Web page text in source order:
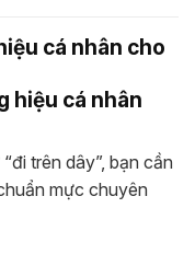
hiệu cá nhân
trên dây”, bạn cần
mực chuyên